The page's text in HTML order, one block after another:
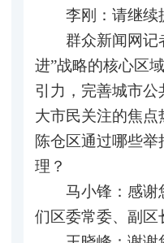
李刚：请继续
群众新闻网记
进”战略的核心区
引力，完善城市
大市民关注的焦点
陈仓区通过哪些
理？
马小锋：感谢
们区委常委、副区